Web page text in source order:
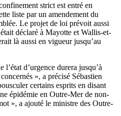
strict est entré en
liste par un amendement du
Le projet de loi prévoit aussi
déclaré à Mayotte et Wallis-et-
là aussi en vigueur jusqu’au
d’urgence durera jusqu’à
», a précisé Sébastien
certains esprits en disant
épidémie en Outre-Mer de non-
», a ajouté le ministre des Outre-